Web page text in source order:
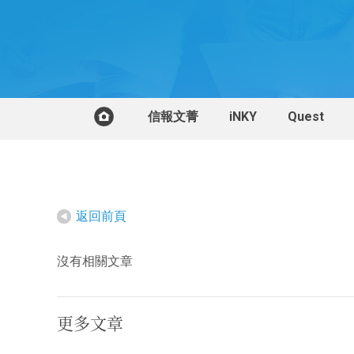
信報文菁 iNKY Quest
返回前頁
沒有相關文章
更多文章